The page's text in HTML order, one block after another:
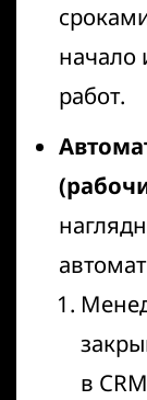
начало
работ.
в